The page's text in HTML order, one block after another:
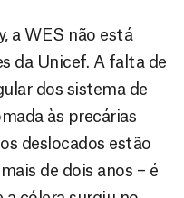
a WES não está
da Unicef. A falta de
dos sistema de
às precárias
deslocados estão
de dois anos – é